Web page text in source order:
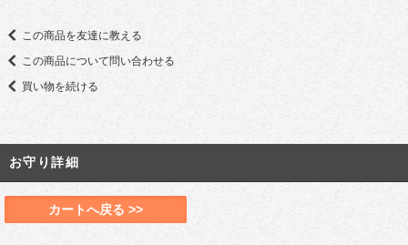
この商品を友達に教える
この商品について問い合わせる
買い物を続ける
お守り詳細
カートへ戻る >>